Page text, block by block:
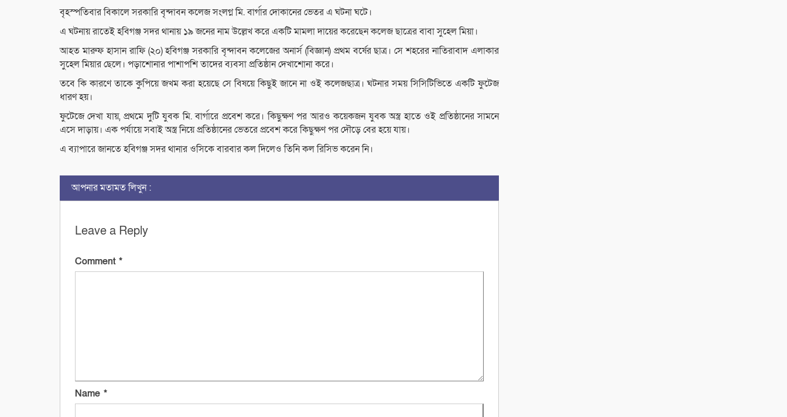
বৃহস্পতিবার বিকালে সরকারি বৃন্দাবন কলেজ সংলগ্ন মি. বার্গার দোকানের ভেতর এ ঘটনা ঘটে।
এ ঘটনায় রাতেই হবিগঞ্জ সদর থানায় ১৯ জনের নাম উল্লেখ করে একটি মামলা দায়ের করেছেন কলেজ ছাত্রের বাবা সুহেল মিয়া।
আহত মারুফ হাসান রাফি (২০) হবিগঞ্জ সরকারি বৃন্দাবন কলেজের অনার্স (বিজ্ঞান) প্রথম বর্ষের ছাত্র। সে শহরের নাতিরাবাদ এলাকার
সুহেল মিয়ার ছেলে। পড়াশোনার পাশাপশি তাদের ব্যবসা প্রতিষ্ঠান দেখাশোনা করে।
তবে কি কারণে তাকে কুপিয়ে জখম করা হয়েছে সে বিষয়ে কিছুই জানে না ওই কলেজছাত্র। ঘটনার সময় সিসিটিভিতে একটি ফুটেজ
ধারণ হয়।
ফুটেজে দেখা যায়, প্রথমে দুটি যুবক মি. বার্গারে প্রবেশ করে। কিছুক্ষণ পর আরও কয়েকজন যুবক অস্ত্র হাতে ওই প্রতিষ্ঠানের সামনে
এসে দাড়ায়। এক পর্যায়ে সবাই অস্ত্র নিয়ে প্রতিষ্ঠানের ভেতরে প্রবেশ করে কিছুক্ষণ পর দৌড়ে বের হয়ে যায়।
এ ব্যাপারে জানতে হবিগঞ্জ সদর থানার ওসিকে বারবার কল দিলেও তিনি কল রিসিভ করেন নি।
আপনার মতামত লিখুন :
Leave a Reply
Comment *
Name *